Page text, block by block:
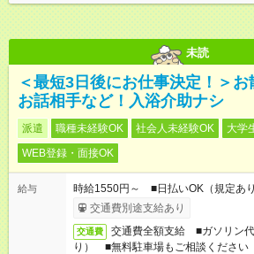
未読
＜最短3日後にお仕事決定！＞
お話相手など！入浴介助ナシ
派遣 職種未経験OK 社会人未経験OK 大学
WEB登録・面接OK
給与
時給1550円～ ■日払いOK（規定あ
交通費別途支給あり
交通費
交通費全額支給 ■ガソリン
り） ■無料駐車場もご相談ください